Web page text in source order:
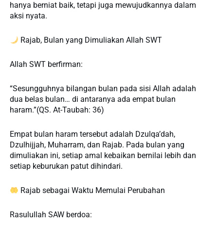
hanya berniat baik, tetapi juga mewujudkannya dalam
aksi nyata.
Rajab, Bulan yang Dimuliakan Allah SWT
Allah SWT berfirman:
“Sesungguhnya bilangan bulan pada sisi Allah adalah
dua belas bulan… di antaranya ada empat bulan
haram.”(QS. At-Taubah: 36)
Empat bulan haram tersebut adalah Dzulqa’dah,
Dzulhijjah, Muharram, dan Rajab. Pada bulan yang
dimuliakan ini, setiap amal kebaikan bernilai lebih dan
setiap keburukan patut dihindari.
Rajab sebagai Waktu Memulai Perubahan
Rasulullah SAW berdoa: